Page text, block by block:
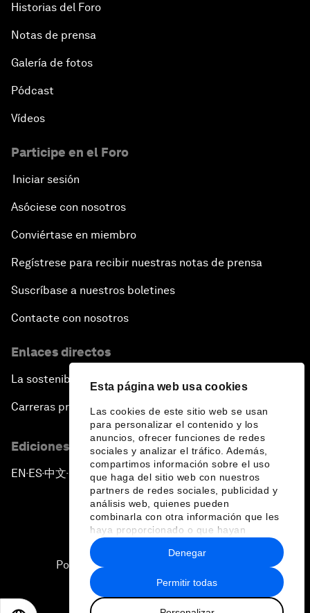
Esta página web usa cookies
Las cookies de este sitio web se usan
para personalizar el contenido y los
anuncios, ofrecer funciones de redes
sociales y analizar el tráfico. Además,
compartimos información sobre el uso
que haga del sitio web con nuestros
partners de redes sociales, publicidad y
análisis web, quienes pueden
combinarla con otra información que les
haya proporcionado o que hayan
recopilado a partir del uso que haya
hecho de sus servicios.
Permitir todas
Denegar
Historias del Foro
Notas de prensa
Galería de fotos
Pódcast
Vídeos
Participe en el Foro
Iniciar sesión
Asóciese con nosotros
Conviértase en miembro
Regístrese para recibir nuestras notas de prensa
Suscríbase a nuestros boletines
Contacte con nosotros
Enlaces directos
La sostenibilidad en el Foro
Carreras profesionales
Ediciones en otros idiomas
EN ▪ES▪中文▪ 日本語
Política de privacidad y normas de uso
Sitemap